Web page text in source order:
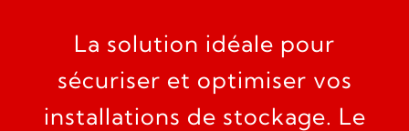
La solution idéale pour
sécuriser et optimiser vos
installations de stockage. Le